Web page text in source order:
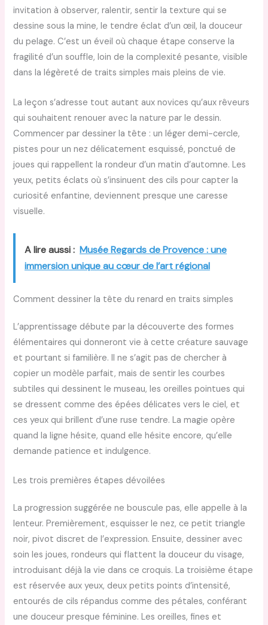
invitation à observer, ralentir, sentir la texture qui se
dessine sous la mine, le tendre éclat d’un œil, la douceur
du pelage. C’est un éveil où chaque étape conserve la
fragilité d’un souffle, loin de la complexité pesante, visible
dans la légèreté de traits simples mais pleins de vie.
La leçon s’adresse tout autant aux novices qu’aux rêveurs
qui souhaitent renouer avec la nature par le dessin.
Commencer par dessiner la tête : un léger demi-cercle,
pistes pour un nez délicatement esquissé, ponctué de
joues qui rappellent la rondeur d’un matin d’automne. Les
yeux, petits éclats où s’insinuent des cils pour capter la
curiosité enfantine, deviennent presque une caresse
visuelle.
A lire aussi : Musée Regards de Provence : une
immersion unique au cœur de l’art régional
Comment dessiner la tête du renard en traits simples
L’apprentissage débute par la découverte des formes
élémentaires qui donneront vie à cette créature sauvage
et pourtant si familière. Il ne s’agit pas de chercher à
copier un modèle parfait, mais de sentir les courbes
subtiles qui dessinent le museau, les oreilles pointues qui
se dressent comme des épées délicates vers le ciel, et
ces yeux qui brillent d’une ruse tendre. La magie opère
quand la ligne hésite, quand elle hésite encore, qu’elle
demande patience et indulgence.
Les trois premières étapes dévoilées
La progression suggérée ne bouscule pas, elle appelle à la
lenteur. Premièrement, esquisser le nez, ce petit triangle
noir, pivot discret de l’expression. Ensuite, dessiner avec
soin les joues, rondeurs qui flattent la douceur du visage,
introduisant déjà la vie dans ce croquis. La troisième étape
est réservée aux yeux, deux petits points d’intensité,
entourés de cils répandus comme des pétales, conférant
une douceur presque féminine. Les oreilles, fines et